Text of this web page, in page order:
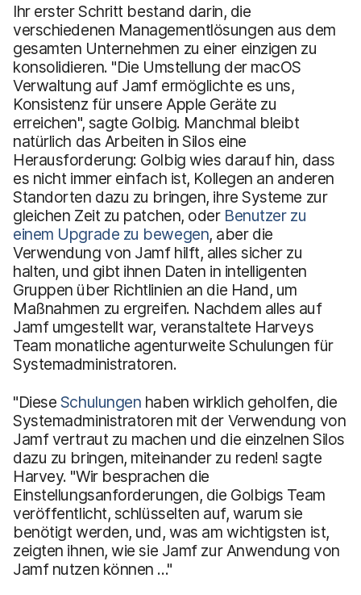
Ihr erster Schritt bestand darin, die
verschiedenen Managementlösungen aus dem
gesamten Unternehmen zu einer einzigen zu
konsolidieren. "Die Umstellung der macOS
Verwaltung auf Jamf ermöglichte es uns,
Konsistenz für unsere Apple Geräte zu
erreichen", sagte Golbig. Manchmal bleibt
natürlich das Arbeiten in Silos eine
Herausforderung: Golbig wies darauf hin, dass
es nicht immer einfach ist, Kollegen an anderen
Standorten dazu zu bringen, ihre Systeme zur
gleichen Zeit zu patchen, oder Benutzer zu
einem Upgrade zu bewegen, aber die
Verwendung von Jamf hilft, alles sicher zu
halten, und gibt ihnen Daten in intelligenten
Gruppen über Richtlinien an die Hand, um
Maßnahmen zu ergreifen. Nachdem alles auf
Jamf umgestellt war, veranstaltete Harveys
Team monatliche agenturweite Schulungen für
Systemadministratoren.
"Diese Schulungen haben wirklich geholfen, die
Systemadministratoren mit der Verwendung von
Jamf vertraut zu machen und die einzelnen Silos
dazu zu bringen, miteinander zu reden! sagte
Harvey. "Wir besprachen die
Einstellungsanforderungen, die Golbigs Team
veröffentlicht, schlüsselten auf, warum sie
benötigt werden, und, was am wichtigsten ist,
zeigten ihnen, wie sie Jamf zur Anwendung von
Jamf nutzen können ..."